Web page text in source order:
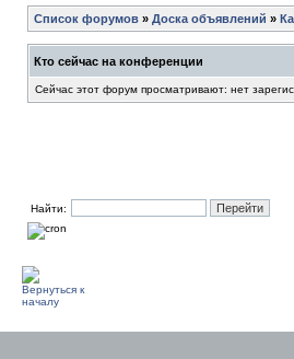
Список форумов » Доска объявлений »
Кто сейчас на конференции
Сейчас этот форум просматривают: нет
Найти: